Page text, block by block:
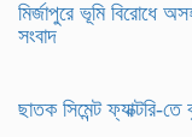
মির্জাপুরে ভূমি বিরোধে
সংবাদ
ছাতক সিমেন্ট ফ্যাক্টরি-